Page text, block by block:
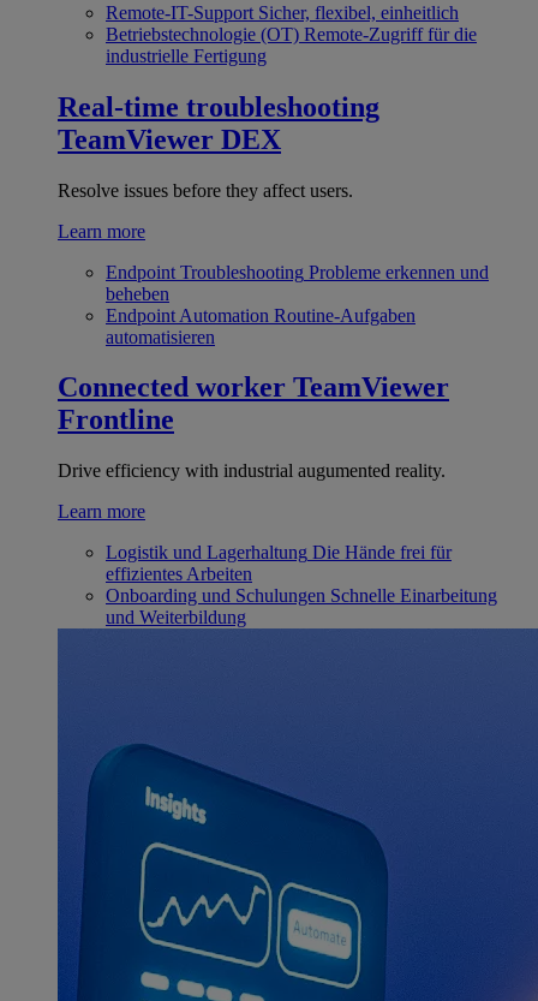
Remote-IT-Support Sicher, flexibel, einheitlich
Betriebstechnologie (OT) Remote-Zugriff für die
industrielle Fertigung
Real-time troubleshooting
TeamViewer DEX
Resolve issues before they affect users.
Learn more
Endpoint Troubleshooting Probleme erkennen und
beheben
Endpoint Automation Routine-Aufgaben
automatisieren
Connected worker TeamViewer
Frontline
Drive efficiency with industrial augumented reality.
Learn more
Logistik und Lagerhaltung Die Hände frei für
effizientes Arbeiten
Onboarding und Schulungen Schnelle Einarbeitung
und Weiterbildung